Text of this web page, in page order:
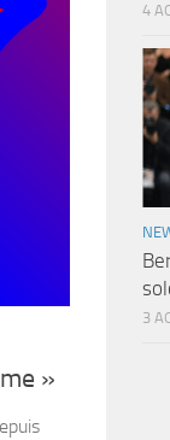
»
4
3